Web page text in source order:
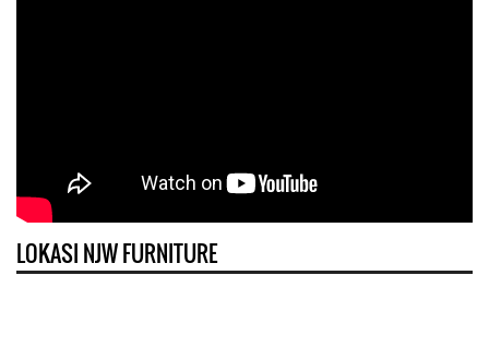
LOKASI NJW FURNITURE